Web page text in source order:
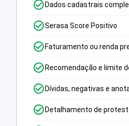
Dados cadastrais
Serasa Score Positivo
Faturamento ou renda
Recomendação e limite
Dívidas, negativas e
Detalhamento de